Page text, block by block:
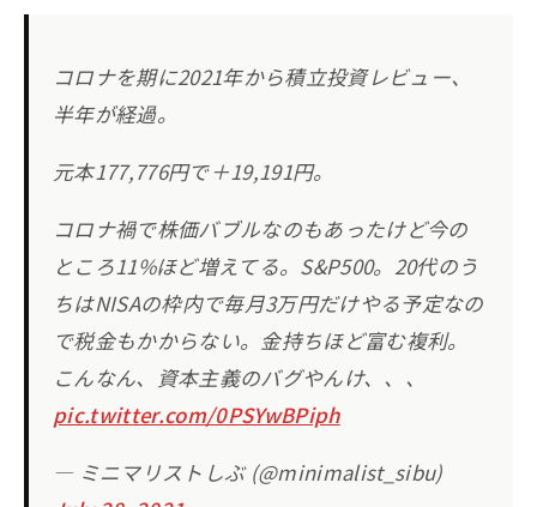
コロナを期に2021年から積立投資レビュー、
半年が経過。
元本177,776円で＋19,191円。
コロナ禍で株価バブルなのもあったけど今の
ところ11%ほど増えてる。S&P500。20代のう
ちはNISAの枠内で毎月3万円だけやる予定なの
で税金もかからない。金持ちほど富む複利。
こんなん、資本主義のバグやんけ、、、
pic.twitter.com/0PSYwBPiph
— ミニマリストしぶ (@minimalist_sibu)